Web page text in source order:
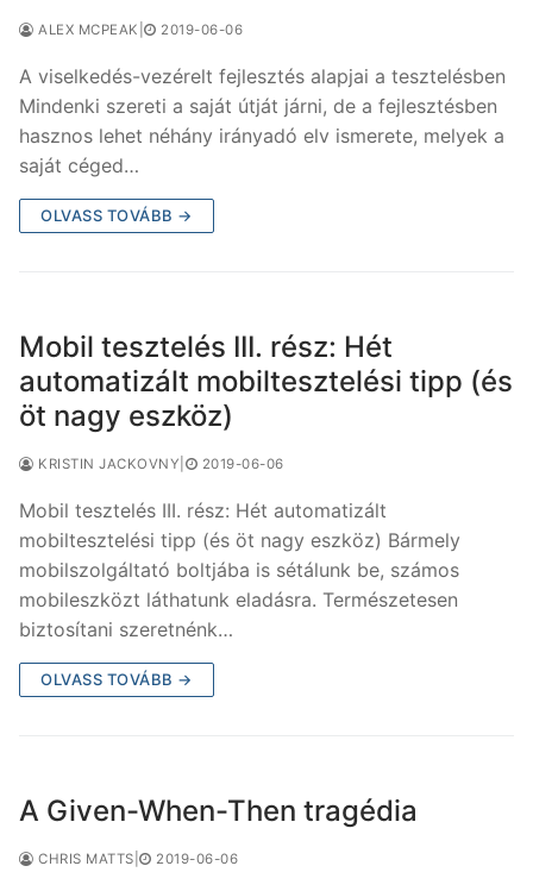
ALEX MCPEAK 2019-06-06
A viselkedés-vezérelt fejlesztés alapjai a tesztelésben
Mindenki szereti a saját útját járni, de a fejlesztésben
hasznos lehet néhány irányadó elv ismerete, melyek a
saját céged…
OLVASS TOVÁBB →
Mobil tesztelés III. rész: Hét
automatizált mobiltesztelési tipp (és
öt nagy eszköz)
KRISTIN JACKOVNY 2019-06-06
Mobil tesztelés III. rész: Hét automatizált
mobiltesztelési tipp (és öt nagy eszköz) Bármely
mobilszolgáltató boltjába is sétálunk be, számos
mobileszközt láthatunk eladásra. Természetesen
biztosítani szeretnénk…
OLVASS TOVÁBB →
A Given-When-Then tragédia
CHRIS MATTS 2019-06-06